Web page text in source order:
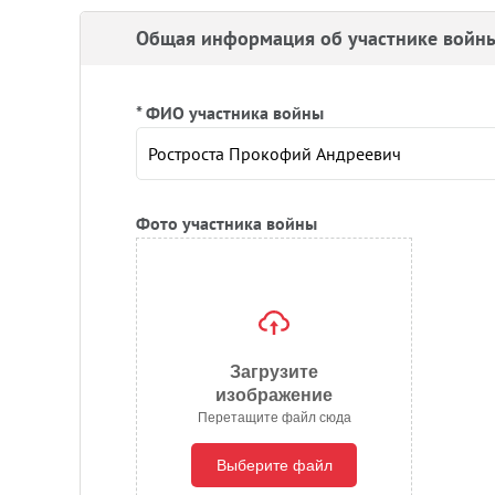
Общая информация об участнике
* ФИО участника войны
Фото участника войны
Загрузите
изображение
Перетащите файл сюда